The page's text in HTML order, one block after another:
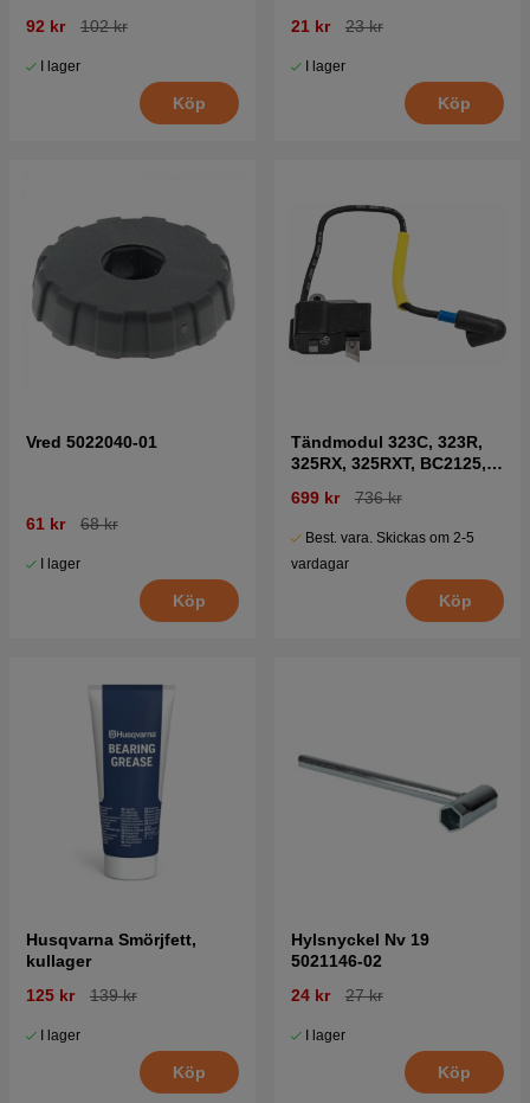
92 kr
102 kr
I lager
Köp
21 kr 23 kr
I lager
Köp
Vred 5022040-01
61 kr 68 kr
I lager
Köp
Tändmodul 323C, 323R,
325RX, 325RXT, BC2125,
699 kr 736 kr
Best. vara. Skickas om 2-5
vardagar
Köp
Husqvarna Smörjfett,
kullager
125 kr
139 kr
I lager
Köp
Hylsnyckel Nv 19
5021146-02
24 kr
27 kr
I lager
Köp